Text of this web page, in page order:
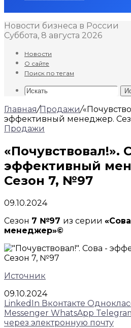
Новости бизнеса в России
Суббота, 8 августа 2026
Новости
О сайте
Поиск по тегам
Главная/Продажи/
эффективный менеджер.
Продажи
«Почувствовал!».
эффективный
Сезон 7, №97
09.10.2024
Сезон 7 №97 из серии
менеджер»©
Источник
09.10.2024
LinkedIn Вконтакте
Messenger WhatsApp
через электронную почту